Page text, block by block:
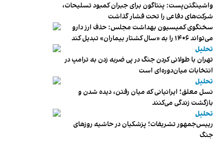
واشینگتن‌پست: پنتاگون برای جبران کمبود تسلیحات،
شرکت‌های دفاعی را تحت فشار گذاشت
سخنگوی کمیسیون بهداشت مجلس: حذف ارز دارو
می‌تواند ۱۴۰۶ را به «سال کشتار بیماران» تبدیل کند
تحلیل
تهران با طولانی کردن جنگ در پی ضربه زدن به ترامپ در
انتخابات میان‌دوره‌ای است
تحلیل
نسل معلق؛ ایرانیانی که میان رفتن، دیده شدن و
بازگشت زندگی می‌کنند
تحلیل
رییس‌جمهور تشریفات؛ پزشکیان در حاشیه روزهای
جنگ